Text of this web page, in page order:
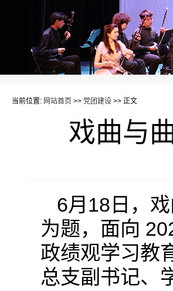
当前位置: 网站首页 >> 党团建设 >> 正文
戏曲与
6月18日，
为题，面向
政绩观学习教
总支副书记、